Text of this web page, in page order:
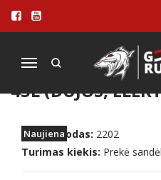
Navigacija
Pagrindinis
Autoklavas UTEHO universalus
AUTOKLAVAS
45L (DUJOS,
Naujiena
Prekės kodas: 2202
Turimas kiekis: Prekė